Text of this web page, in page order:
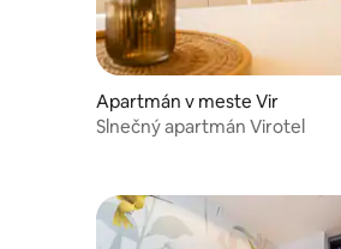
Apartmán v meste Vir
Slnečný apartmán Virotel